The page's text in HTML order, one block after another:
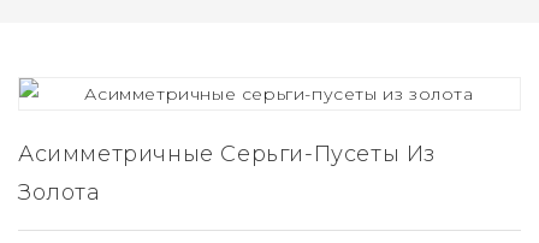
Асимметричные Серьги-Пусеты Из
Золота